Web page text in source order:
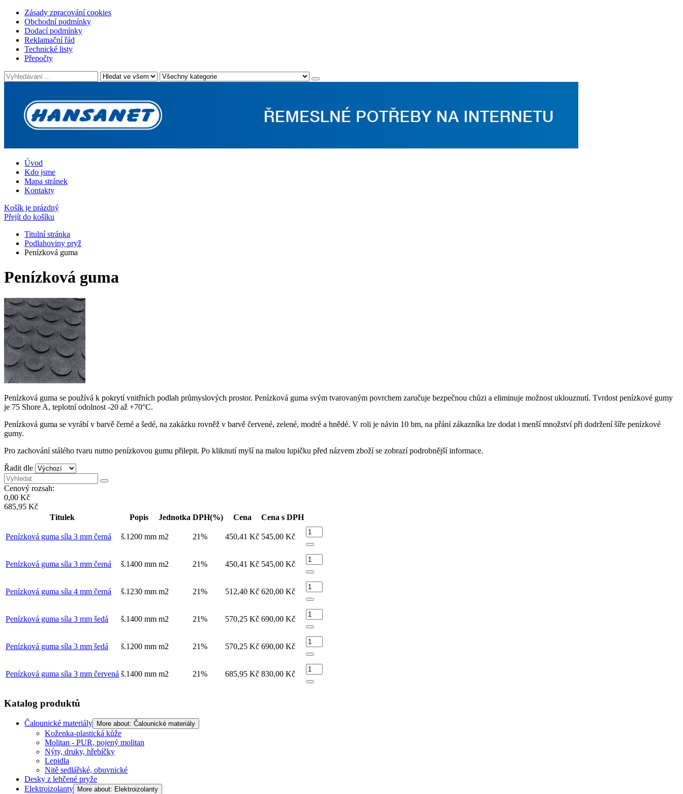
Zásady zpracování cookies
Obchodní podmínky
Dodací podmínky
Reklamační řád
Technické listy
Přepočty
Úvod
Kdo jsme
Mapa stránek
Kontakty
Košík je prázdný
Přejít do košíku
Titulní stránka
Podlahoviny pryž
Penízková guma
Penízková guma
Penízková guma se používá k pokrytí vnitřních podlah průmyslových prostor. Penízková guma svým tvarovaným povrchem zaručuje bezpečnou chůzi a eliminuje možnost uklouznutí. Tvrdost penízkové gumy
je 75 Shore A, teplotní odolnost -20 až +70°C.
Penízková guma se vyrábí v barvě černé a šedé, na zakázku rovněž v barvě červené, zelené, modré a hnědé. V roli je návin 10 bm, na přání zákazníka lze dodat i menší množství při dodržení šíře penízkové
gumy.
Pro zachování stálého tvaru nutno penízkovou gumu přilepit. Po kliknutí myší na malou lupičku před názvem zboží se zobrazí podrobnější informace.
Řadit dle
Cenový rozsah:
0,00 Kč
685,95 Kč
Titulek
Popis Jednotka DPH(%) Cena Cena s DPH
Penízková guma síla 3 mm černá š.1200 mm m2 21% 450,41 Kč 545,00 Kč
Penízková guma síla 3 mm černá š.1400 mm m2 21% 450,41 Kč 545,00 Kč
Penízková guma síla 4 mm černá š.1230 mm m2 21% 512,40 Kč 620,00 Kč
Penízková guma síla 3 mm šedá š.1400 mm m2 21% 570,25 Kč 690,00 Kč
Penízková guma síla 3 mm šedá š.1200 mm m2 21% 570,25 Kč 690,00 Kč
Penízková guma síla 3 mm červená š.1400 mm m2 21% 685,95 Kč 830,00 Kč
Katalog produktů
Čalounické materiály More about: Čalounické materiály
Koženka-plastická kůže
Molitan - PUR, pojený molitan
Nýty, druky, hřebíčky
Lepidla
Nitě sedlářské, obuvnické
Desky z lehčené pryže
Elektroizolanty
More about: Elektroizolanty